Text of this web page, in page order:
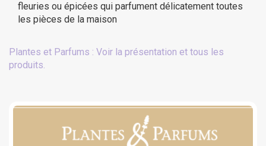
fleuries ou épicées qui parfument délicatement toutes
les pièces de la maison
Plantes et Parfums : Voir la présentation et tous les
produits.